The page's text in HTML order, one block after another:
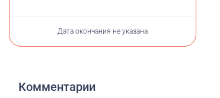
Дата окончания не указана
Комментарии